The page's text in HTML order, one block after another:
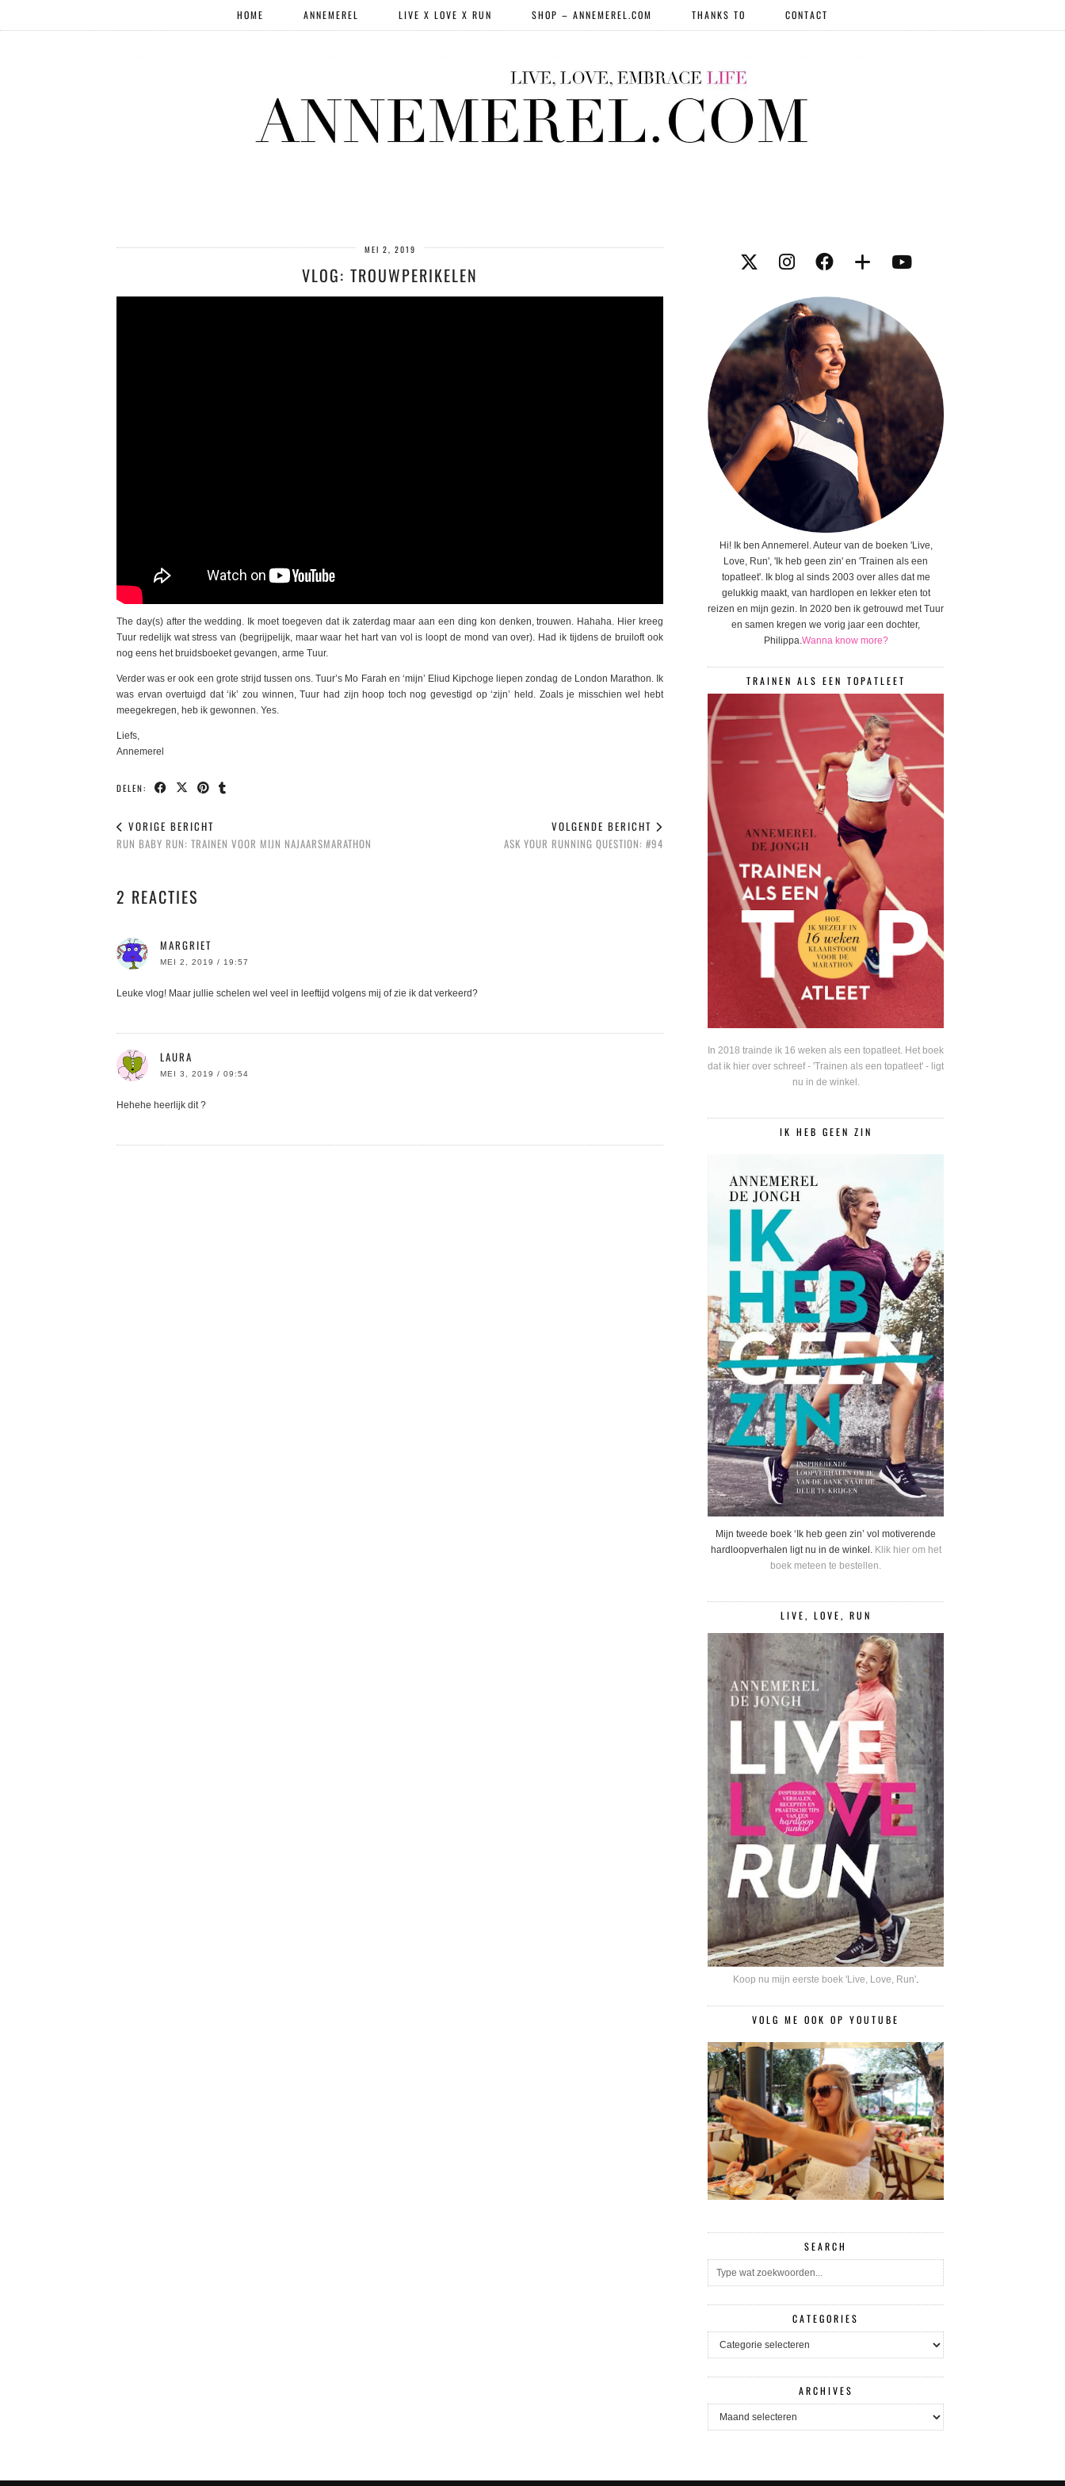
HOME ANNEMEREL LIVE X LOVE X RUN SHOP – ANNEMEREL.COM THANKS TO CONTACT
MEI 2, 2019
VLOG: TROUWPERIKELEN
The day(s) after the wedding. Ik moet toegeven dat ik zaterdag maar aan een ding kon denken, trouwen. Hahaha. Hier kreeg
Tuur redelijk wat stress van (begrijpelijk, maar waar het hart van vol is loopt de mond van over). Had ik tijdens de bruiloft ook
nog eens het bruidsboeket gevangen, arme Tuur.
Verder was er ook een grote strijd tussen ons. Tuur’s Mo Farah en ‘mijn’ Eliud Kipchoge liepen zondag de London Marathon. Ik
was ervan overtuigd dat ‘ik’ zou winnen, Tuur had zijn hoop toch nog gevestigd op ‘zijn’ held. Zoals je misschien wel hebt
meegekregen, heb ik gewonnen. Yes.
Liefs,
Annemerel
DELEN:
VORIGE BERICHT
RUN BABY RUN: TRAINEN VOOR MIJN NAJAARSMARATHON
VOLGENDE BERICHT
ASK YOUR RUNNING QUESTION: #94
2 REACTIES
MARGRIET
MEI 2, 2019 / 19:57
Leuke vlog! Maar jullie schelen wel veel in leeftijd volgens mij of zie ik dat verkeerd?
LAURA
MEI 3, 2019 / 09:54
Hehehe heerlijk dit ?
Hi! Ik ben Annemerel. Auteur van de boeken 'Live,
Love, Run', 'Ik heb geen zin' en 'Trainen als een
topatleet'. Ik blog al sinds 2003 over alles dat me
gelukkig maakt, van hardlopen en lekker eten tot
reizen en mijn gezin. In 2020 ben ik getrouwd met Tuur
en samen kregen we vorig jaar een dochter,
Philippa.Wanna know more?
TRAINEN ALS EEN TOPATLEET
In 2018 trainde ik 16 weken als een topatleet. Het boek
dat ik hier over schreef - 'Trainen als een topatleet' - ligt
nu in de winkel.
IK HEB GEEN ZIN
Mijn tweede boek ‘Ik heb geen zin’ vol motiverende
hardloopverhalen ligt nu in de winkel. Klik hier om het
boek meteen te bestellen.
LIVE, LOVE, RUN
Koop nu mijn eerste boek 'Live, Love, Run'.
VOLG ME OOK OP YOUTUBE
SEARCH
CATEGORIES
CATEGORIES
ARCHIVES
ARCHIVES